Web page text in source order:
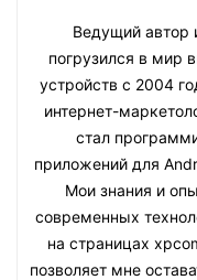
Ведущий автор
погрузился в мир
устройств с 2004
интернет-
стал
приложений для
Мои знания и
современных
на страницах
позволяет мне